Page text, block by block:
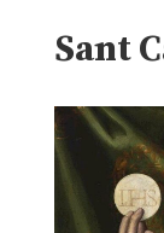
Sant